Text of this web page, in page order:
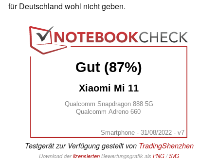
für Deutschland wohl nicht geben.
Gut (87%)
Xiaomi Mi 11
Qualcomm Snapdragon 888 5G
Qualcomm Adreno 660
Smartphone - 31/08/2022 - v7
Testgerät zur Verfügung gestellt von TradingShenzhen
Download derlizensiertenBewertungsgrafik als PNG/SVG